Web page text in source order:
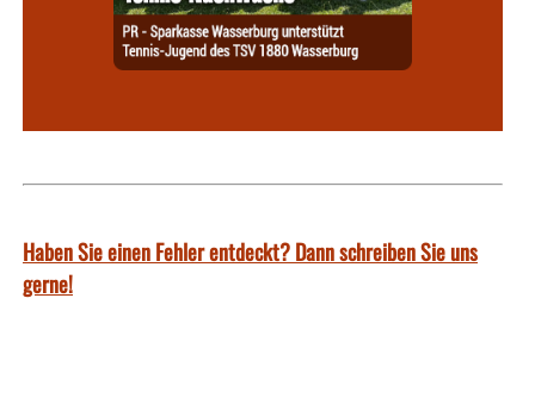
Haben Sie einen Fehler entdeckt? Dann schreiben Sie uns
gerne!